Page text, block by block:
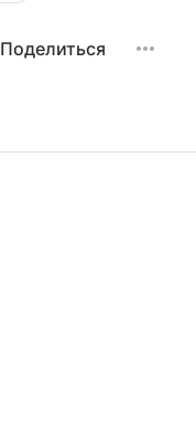
Поделиться